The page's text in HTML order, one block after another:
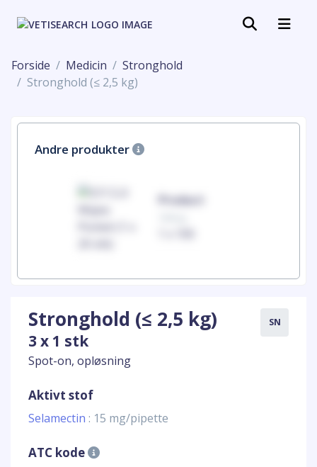
Forside Medicin
Stronghold
Stronghold (≤ 2,5 kg)
Andre produkter
Product
Stronghold (≤ 2,5 kg)
3 x 1 stk
Spot-on, opløsning
SN
Aktivt stof
Selamectin : 15 mg/pipette
ATC kode